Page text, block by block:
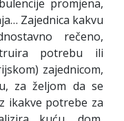
promjena,
Zajednica kakvu
rečeno,
potrebu ili
zajednicom,
za željom da se
ikakve potrebe za